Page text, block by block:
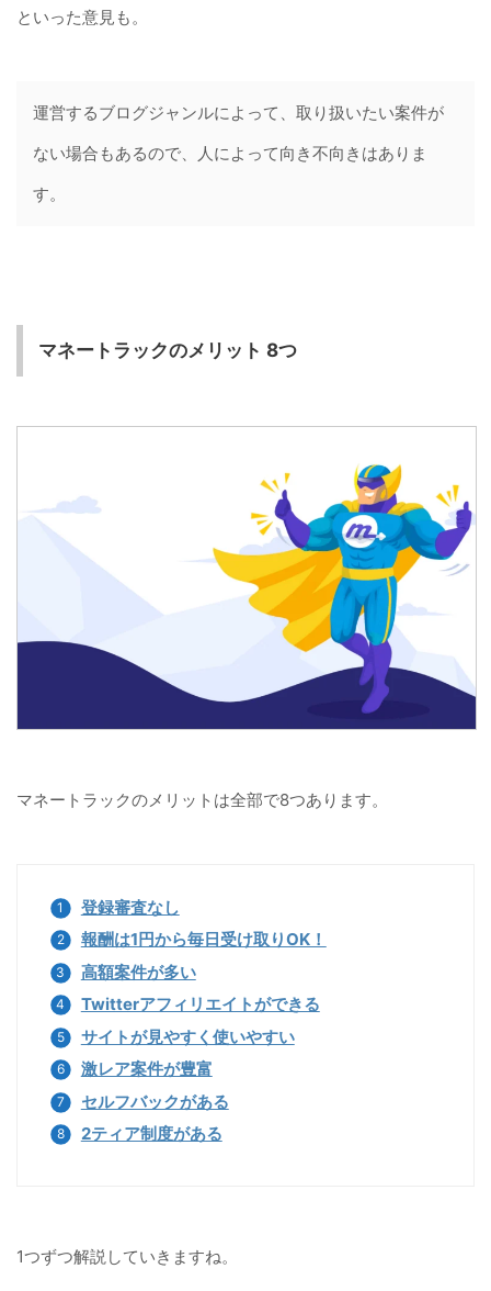
といった意見も。
運営するブログジャンルによって、取り扱いたい案件が
ない場合もあるので、人によって向き不向きはありま
す。
マネートラックのメリット 8つ
マネートラックのメリットは全部で8つあります。
登録審査なし
報酬は1円から毎日受け取りOK！
高額案件が多い
Twitterアフィリエイトができる
サイトが見やすく使いやすい
激レア案件が豊富
セルフバックがある
2ティア制度がある
1つずつ解説していきますね。